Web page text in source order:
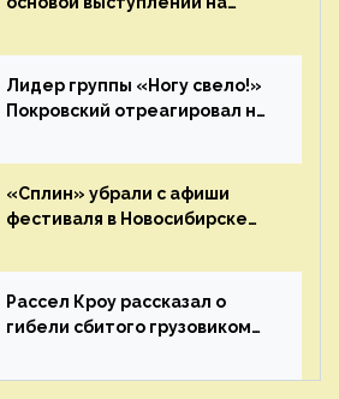
Лидер группы «Ногу свело!»
Покровский отреагировал на
«Сплин» убрали с афиши
фестиваля в Новосибирске
отцов»
Рассел Кроу рассказал о
гибели сбитого грузовиком